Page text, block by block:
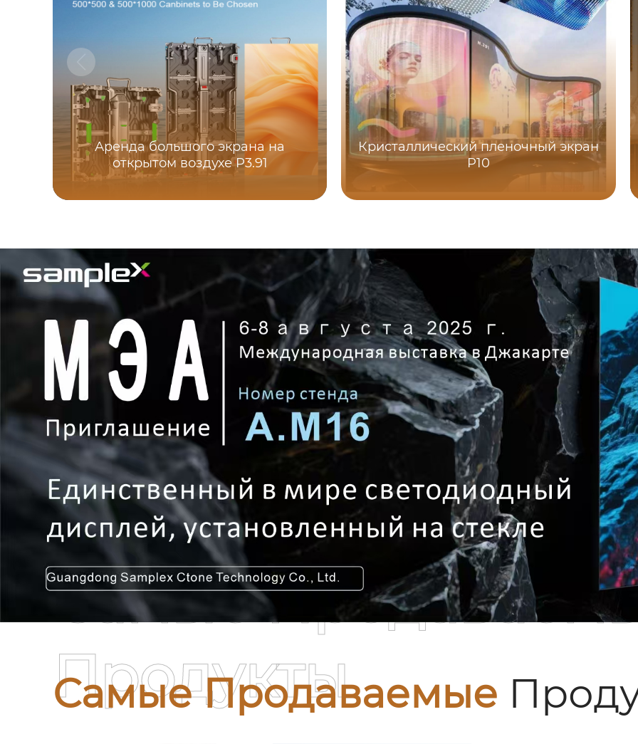
Аренда большого экрана на
открытом воздухе P3.91
Кристаллический пленочный экран
P10
Самые Продаваемые
Самые
Продукты